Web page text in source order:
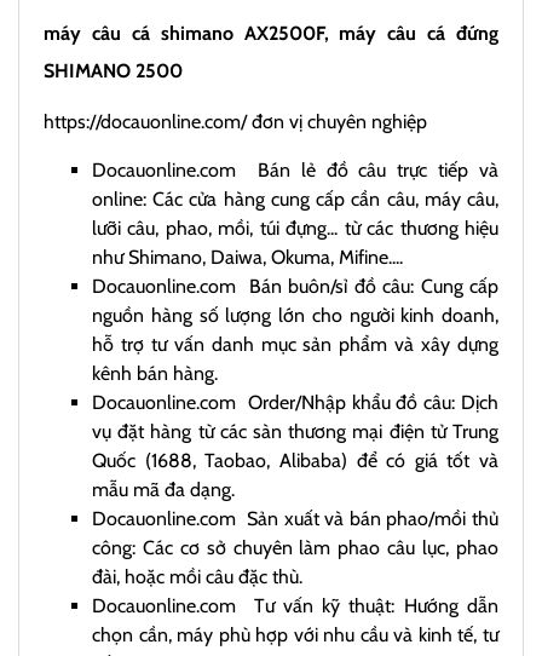
máy câu cá shimano AX2500F, máy câu cá đứng
SHIMANO 2500
https://docauonline.com/đơn vị chuyên nghiệp
Docauonline.com Bán lẻ đồ câu trực tiếp và
online: Các cửa hàng cung cấp cần câu, máy câu,
lưỡi câu, phao, mồi, túi đựng... từ các thương hiệu
như Shimano, Daiwa, Okuma, Mifine....
Docauonline.com Bán buôn/sỉ đồ câu: Cung cấp
nguồn hàng số lượng lớn cho người kinh doanh,
hỗ trợ tư vấn danh mục sản phẩm và xây dựng
kênh bán hàng.
Docauonline.com Order/Nhập khẩu đồ câu: Dịch
vụ đặt hàng từ các sàn thương mại điện tử Trung
Quốc (1688, Taobao, Alibaba) để có giá tốt và
mẫu mã đa dạng.
Docauonline.com Sản xuất và bán phao/mồi thủ
công: Các cơ sở chuyên làm phao câu lục, phao
đài, hoặc mồi câu đặc thù.
Docauonline.com Tư vấn kỹ thuật: Hướng dẫn
chọn cần, máy phù hợp với nhu cầu và kinh tế, tư